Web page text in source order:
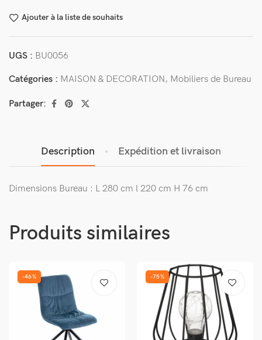
Ajouter à la liste de souhaits
UGS : BU0056
Catégories : MAISON & DECORATION, Mobiliers de Bureau
Partager:
Description Expédition et livraison
Dimensions Bureau : L 280 cm l 220 cm H 76 cm
Produits similaires
-46% -75%